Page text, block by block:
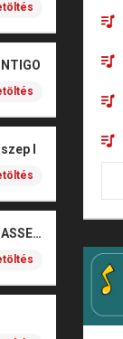
I
SOBEL – BOŻE (NOIZBASSES REMIX)